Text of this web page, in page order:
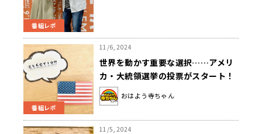
番組レポ
番組レポ
11/6, 2024
世界を動かす重要な選択……アメリ
カ・大統領選挙の投票がスタート！
おはよう寺ちゃん
11/5, 2024